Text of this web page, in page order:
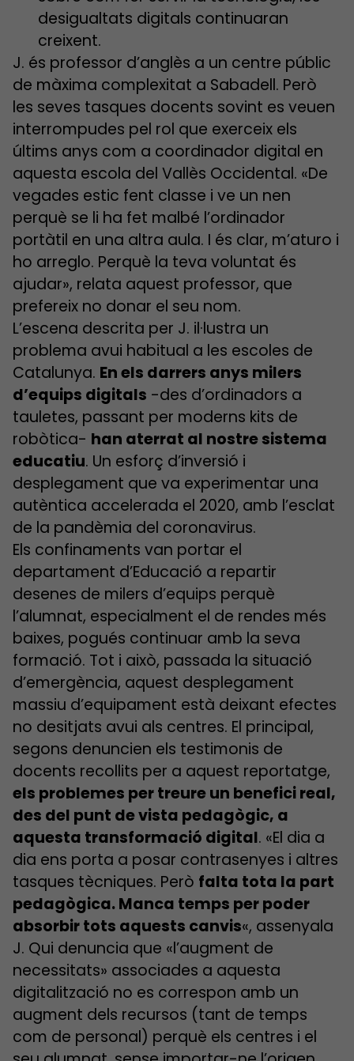
desigualtats digitals continuaran
creixent.
J. és professor d’anglès a un centre públic
de màxima complexitat a Sabadell. Però
les seves tasques docents sovint es veuen
interrompudes pel rol que exerceix els
últims anys com a coordinador digital en
aquesta escola del Vallès Occidental. «De
vegades estic fent classe i ve un nen
perquè se li ha fet malbé l’ordinador
portàtil en una altra aula. I és clar, m’aturo i
ho arreglo. Perquè la teva voluntat és
ajudar», relata aquest professor, que
prefereix no donar el seu nom.
L’escena descrita per J. il·lustra un
problema avui habitual a les escoles de
Catalunya. En els darrers anys milers
d’equips digitals -des d’ordinadors a
tauletes, passant per moderns kits de
robòtica- han aterrat al nostre sistema
educatiu. Un esforç d’inversió i
desplegament que va experimentar una
autèntica accelerada el 2020, amb l’esclat
de la pandèmia del coronavirus.
Els confinaments van portar el
departament d’Educació a repartir
desenes de milers d’equips perquè
l’alumnat, especialment el de rendes més
baixes, pogués continuar amb la seva
formació. Tot i això, passada la situació
d’emergència, aquest desplegament
massiu d’equipament està deixant efectes
no desitjats avui als centres. El principal,
segons denuncien els testimonis de
docents recollits per a aquest reportatge,
els problemes per treure un benefici real,
des del punt de vista pedagògic, a
aquesta transformació digital. «El dia a
dia ens porta a posar contrasenyes i altres
tasques tècniques. Però falta tota la part
pedagògica. Manca temps per poder
absorbir tots aquests canvis«, assenyala
J. Qui denuncia que «l’augment de
necessitats» associades a aquesta
digitalització no es correspon amb un
augment dels recursos (tant de temps
com de personal) perquè els centres i el